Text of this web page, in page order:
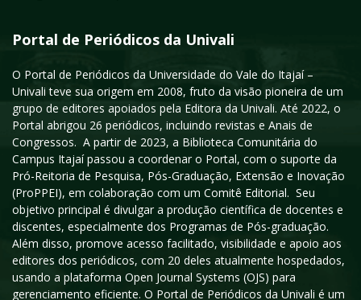
Portal de Periódicos da Univali
O Portal de Periódicos da Universidade do Vale do Itajaí –
Univali teve sua origem em 2008, fruto da visão pioneira de um
grupo de editores apoiados pela Editora da Univali. Até 2022, o
Portal abrigou 26 periódicos, incluindo revistas e Anais de
Congressos. A partir de 2023, a Biblioteca Comunitária do
Campus Itajaí passou a coordenar o Portal, com o suporte da
Pró-Reitoria de Pesquisa, Pós-Graduação, Extensão e Inovação
(ProPPEI), em colaboração com um Comitê Editorial. Seu
objetivo principal é divulgar a produção científica de docentes e
discentes, especialmente dos Programas de Pós-graduação.
Além disso, promove acesso facilitado, visibilidade e apoio aos
editores dos periódicos, com 20 deles atualmente hospedados,
usando a plataforma Open Journal Systems (OJS) para
gerenciamento eficiente. O Portal de Periódicos da Univali é um